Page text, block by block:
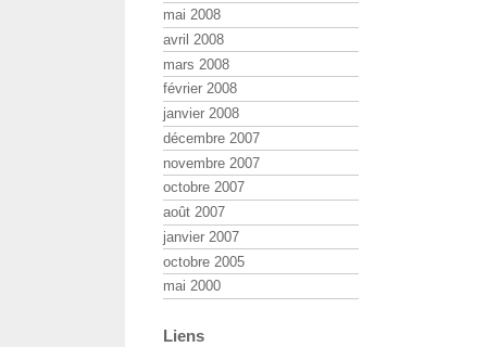
mai 2008
avril 2008
mars 2008
février 2008
janvier 2008
décembre 2007
novembre 2007
octobre 2007
août 2007
janvier 2007
octobre 2005
mai 2000
Liens